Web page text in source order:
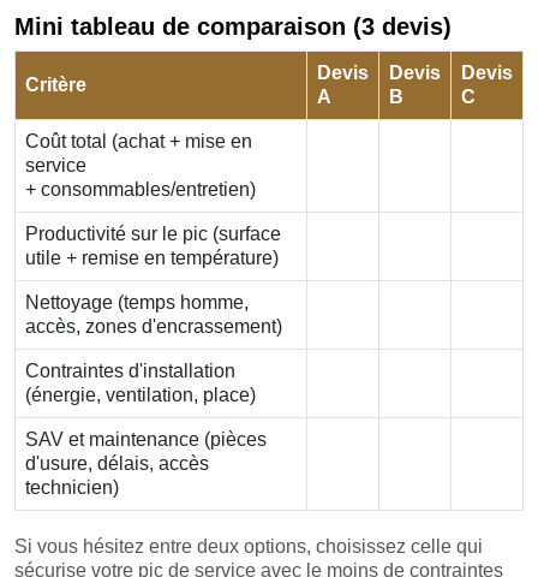
Mini tableau de comparaison (3 devis)
Critère
Devis
A
Devis
B
Devis
C
Coût total (achat + mise en
service
+ consommables/entretien)
Productivité sur le pic (surface
utile + remise en température)
Nettoyage (temps homme,
accès, zones d'encrassement)
Contraintes d'installation
(énergie, ventilation, place)
SAV et maintenance (pièces
d'usure, délais, accès
technicien)
Si vous hésitez entre deux options, choisissez celle qui
sécurise votre pic de service avec le moins de contraintes